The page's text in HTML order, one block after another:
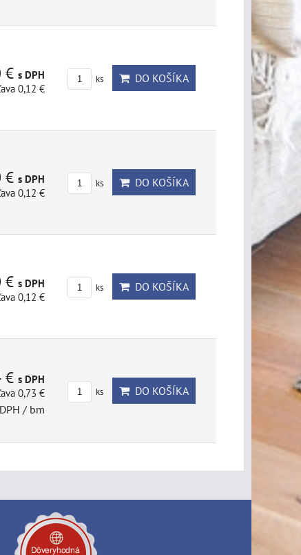
€ s DPH
0,12 €
ks DO KOŠÍKA
€ s DPH
0,12 €
ks DO KOŠÍKA
€ s DPH
0,12 €
ks DO KOŠÍKA
€ s DPH
0,73 €
/ bm
ks DO KOŠÍKA